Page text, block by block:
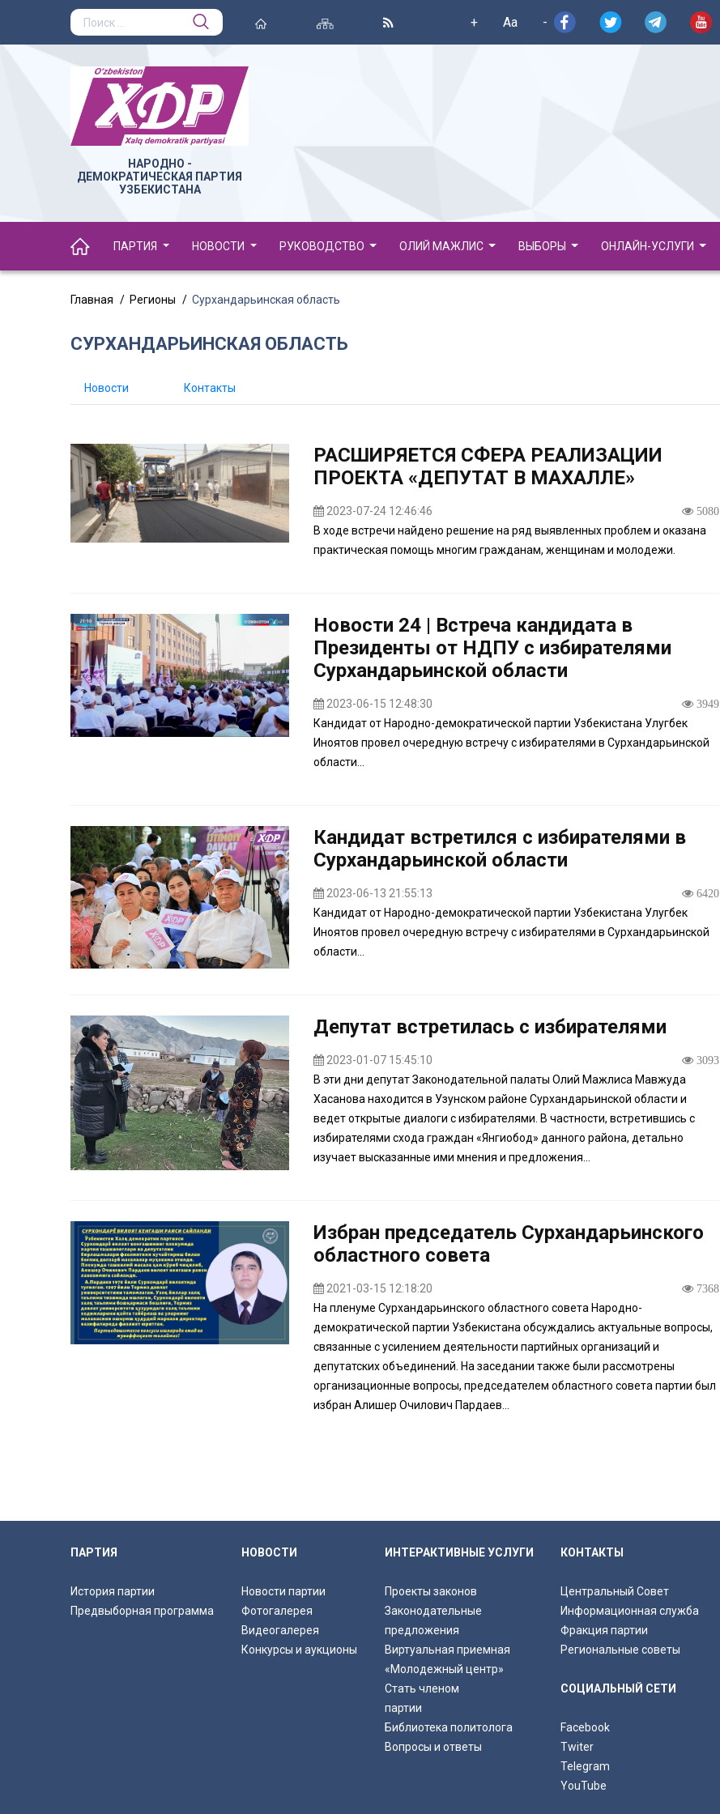
+ Aa -
НАРОДНО -
ДЕМОКРАТИЧЕСКАЯ ПАРТИЯ
УЗБЕКИСТАНА
ПАРТИЯ НОВОСТИ РУКОВОДСТВО ОЛИЙ МАЖЛИС ВЫБОРЫ ОНЛАЙН-УСЛУГИ
Главная Регионы Сурхандарьинская область
СУРХАНДАРЬИНСКАЯ ОБЛАСТЬ
Новости Контакты
РАСШИРЯЕТСЯ СФЕРА РЕАЛИЗАЦИИ
ПРОЕКТА «ДЕПУТАТ В МАХАЛЛЕ»
2023-07-24 12:46:46 5080
В ходе встречи найдено решение на ряд выявленных проблем и оказана
практическая помощь многим гражданам, женщинам и молодежи.
Новости 24 | Встреча кандидата в
Президенты от НДПУ с избирателями
Сурхандарьинской области
2023-06-15 12:48:30 3949
Кандидат от Народно-демократической партии Узбекистана Улугбек
Иноятов провел очередную встречу с избирателями в Сурхандарьинской
области...
Кандидат встретился с избирателями в
Сурхандарьинской области
2023-06-13 21:55:13 6420
Кандидат от Народно-демократической партии Узбекистана Улугбек
Иноятов провел очередную встречу с избирателями в Сурхандарьинской
области...
Депутат встретилась с избирателями
2023-01-07 15:45:10 3093
В эти дни депутат Законодательной палаты Олий Мажлиса Мавжуда
Хасанова находится в Узунском районе Сурхандарьинской области и
ведет открытые диалоги с избирателями. В частности, встретившись с
избирателями схода граждан «Янгиобод» данного района, детально
изучает высказанные ими мнения и предложения...
Избран председатель Сурхандарьинского
областного совета
2021-03-15 12:18:20 7368
На пленуме Сурхандарьинского областного совета Народно-
демократической партии Узбекистана обсуждались актуальные вопросы,
связанные с усилением деятельности партийных организаций и
депутатских объединений. На заседании также были рассмотрены
организационные вопросы, председателем областного совета партии был
избран Алишер Очилович Пардаев...
ПАРТИЯ
История партии
Предвыборная программа
НОВОСТИ
Новости партии
Фотогалерея
Видеогалерея
Конкурсы и аукционы
ИНТЕРАКТИВНЫЕ УСЛУГИ
Проекты законов
Законодательные
предложения
Виртуальная приемная
«Молодежный центр»
Стать членом
партии
Библиотека политолога
Вопросы и ответы
КОНТАКТЫ
Центральный Совет
Информационная служба
Фракция партии
Региональные советы
СОЦИАЛЬНЫЙ СЕТИ
Facebook
Twiter
Telegram
YouTube